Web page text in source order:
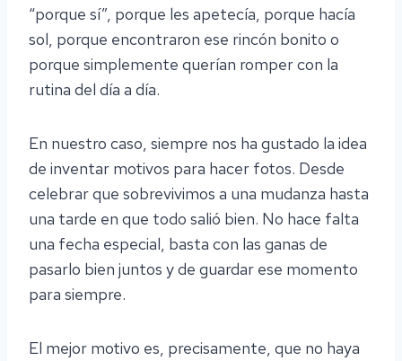
“porque sí”, porque les apetecía, porque hacía
sol, porque encontraron ese rincón bonito o
porque simplemente querían romper con la
rutina del día a día.
En nuestro caso, siempre nos ha gustado la idea
de inventar motivos para hacer fotos. Desde
celebrar que sobrevivimos a una mudanza hasta
una tarde en que todo salió bien. No hace falta
una fecha especial, basta con las ganas de
pasarlo bien juntos y de guardar ese momento
para siempre.
El mejor motivo es, precisamente, que no haya